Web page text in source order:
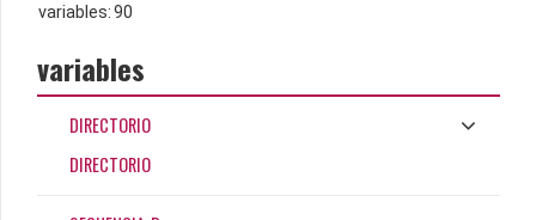
variables:90
variables
DIRECTORIO
DIRECTORIO